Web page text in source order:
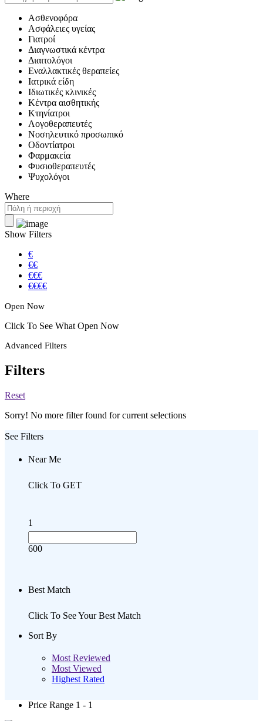
Ασθενοφόρα
Ασφάλειες υγείας
Γιατροί
Διαγνωστικά κέντρα
Διαιτολόγοι
Εναλλακτικές θεραπείες
Ιατρικά είδη
Ιδιωτικές κλινικές
Κέντρα αισθητικής
Κτηνίατροι
Λογοθεραπευτές
Νοσηλευτικό προσωπικό
Οδοντίατροι
Φαρμακεία
Φυσιοθεραπευτές
Ψυχολόγοι
Where
Show Filters
€
€€
€€€
€€€€
Open Now
Click To See What Open Now
Advanced Filters
Filters
Reset
Sorry! No more filter found for current selections
See Filters
Near Me
Click To GET
1
600
Best Match
Click To See Your Best Match
Sort By
Most Reviewed
Most Viewed
Highest Rated
Price Range 1 - 1